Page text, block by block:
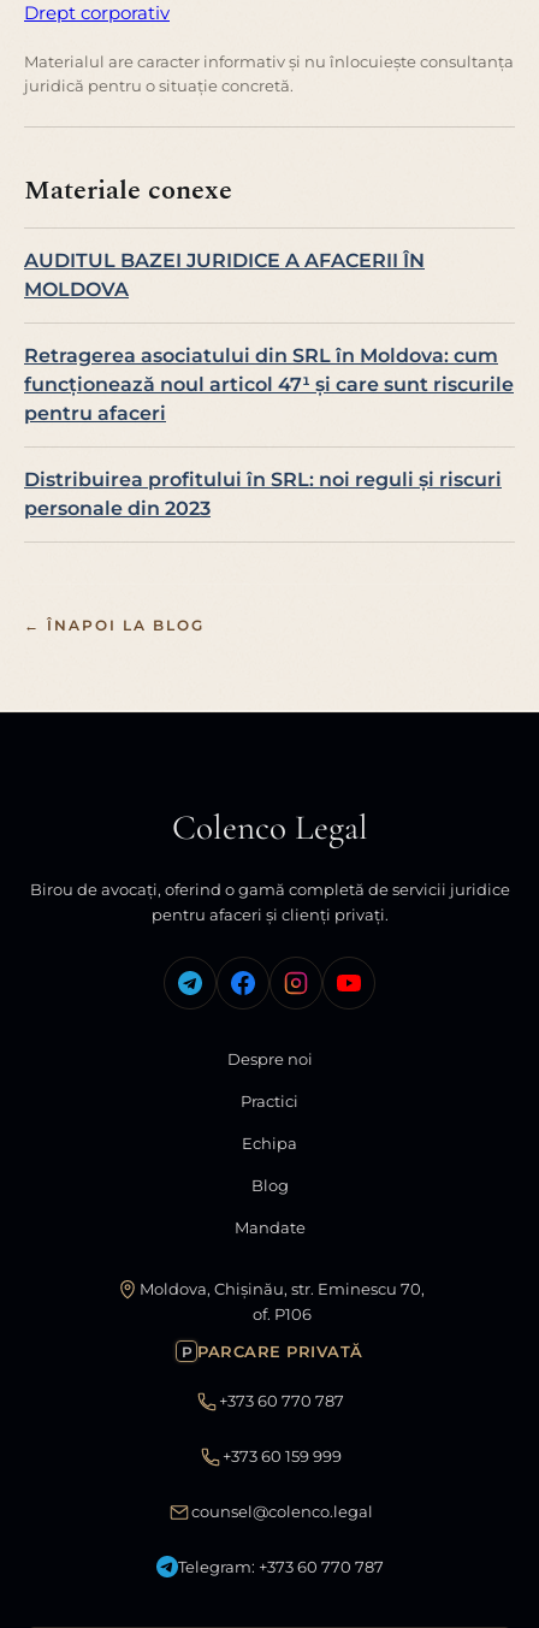
Drept corporativ
Materialul are caracter informativ și nu înlocuiește consultanța
juridică pentru o situație concretă.
Materiale conexe
AUDITUL BAZEI JURIDICE A AFACERII ÎN
MOLDOVA
Retragerea asociatului din SRL în Moldova: cum
funcționează noul articol 47¹ și care sunt riscurile
pentru afaceri
Distribuirea profitului în SRL: noi reguli și riscuri
personale din 2023
← ÎNAPOI LA BLOG
Colenco Legal
Birou de avocați, oferind o gamă completă de servicii juridice
pentru afaceri și clienți privați.
Despre noi
Practici
Echipa
Blog
Mandate
Moldova, Chișinău, str. Eminescu 70,
of. P106
P PARCARE PRIVATĂ
+373 60 770 787
+373 60 159 999
counsel@colenco.legal
Telegram: +373 60 770 787